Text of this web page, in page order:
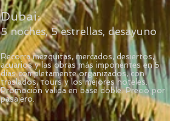
Dubai:
5 noches, 5 estrellas, desayuno
Recorra mezquitas, mercados, desiertos,
acuarios y las obras más imponentes en 5
días completamente organizados, con
traslados, tours y los mejores hoteles.
Promoción valida en base doble. Precio por
pasajero.